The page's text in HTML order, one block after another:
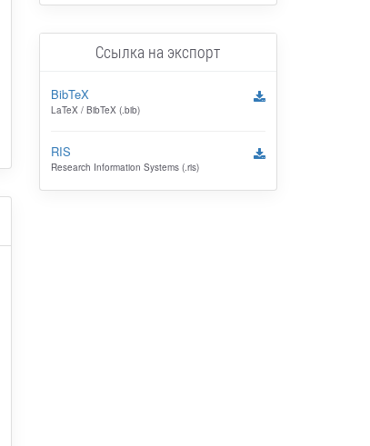
Ссылка на экспорт
BibTeX
LaTeX / BibTeX (.bib)
RIS
Research Information Systems (.ris)